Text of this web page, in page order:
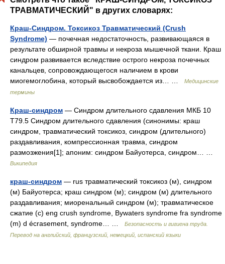
ТРАВМАТИЧЕСКИЙ" в других словарях:
Краш-Синдром. Токсикоз Травматический (Crush
Syndrome) — почечная недостаточность, развивающаяся в
результате обширной травмы и некроза мышечной ткани. Краш
синдром развивается вследствие острого некроза почечных
канальцев, сопровождающегося наличием в крови
миогемоглобина, который высвобождается из… …
Медицинские
термины
Краш-синдром — Синдром длительного сдавления МКБ 10
T79.5 Синдром длительного сдавления (синонимы: краш
синдром, травматический токсикоз, синдром (длительного)
раздавливания, компрессионная травма, синдром
размозжения[1]; апоним: синдром Байуотерса, синдром… …
Википедия
краш-синдром — rus травматический токсикоз (м), синдром
(м) Байуотерса; краш синдром (м); синдром (м) длительного
раздавливания; миоренальный синдром (м); травматическое
сжатие (с) eng crush syndrome, Bywaters syndrome fra syndrome
(m) d écrasement, syndrome… …
Безопасность и гигиена труда.
Перевод на английский, французский, немецкий, испанский языки